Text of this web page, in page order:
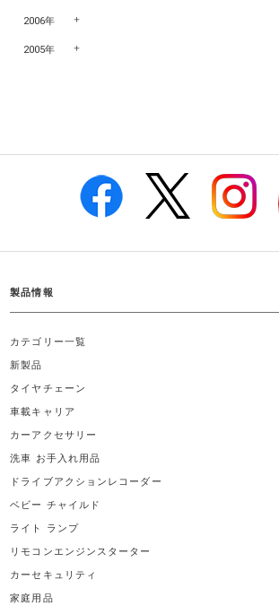
2006年
2005年
製品情報
カテゴリー一覧
新製品
タイヤチェーン
車載キャリア
カーアクセサリー
洗車 お手入れ用品
ドライブアクションレコーダー
ベビー チャイルド
ライト ランプ
リモコンエンジンスターター
カーセキュリティ
家庭用品